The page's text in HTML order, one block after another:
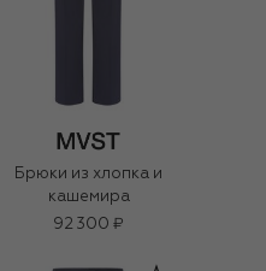
Брюки из хлопка и
кашемира
92 300 ₽